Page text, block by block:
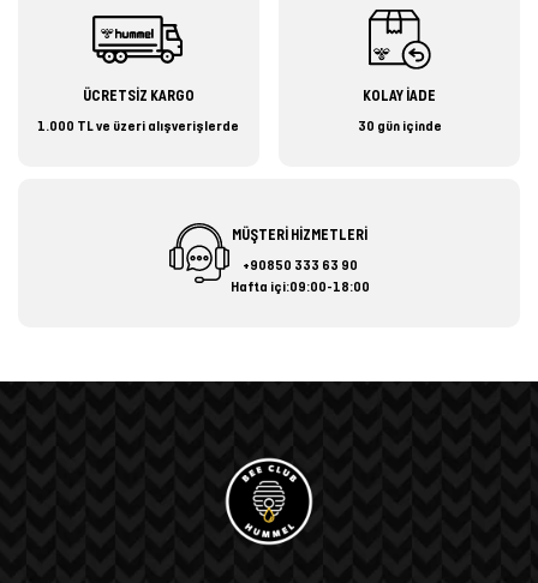
ÜCRETSİZ KARGO
1.000 TL ve üzeri alışverişlerde
KOLAY İADE
30 gün içinde
MÜŞTERİ HİZMETLERİ
+90850 333 63 90
Hafta içi:09:00-18:00